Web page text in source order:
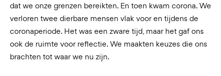
dat we onze grenzen bereikten. En toen kwam corona. We
verloren twee dierbare mensen vlak voor en tijdens de
coronaperiode. Het was een zware tijd, maar het gaf ons
ook de ruimte voor reflectie. We maakten keuzes die ons
brachten tot waar we nu zijn.